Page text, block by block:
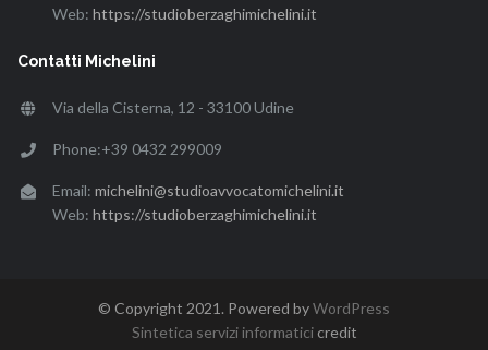
Web: https://studioberzaghimichelini.it
Contatti Michelini
Via della Cisterna, 12 - 33100 Udine
Phone:+39 0432 299009
Email: michelini@studioavvocatomichelini.it
Web: https://studioberzaghimichelini.it
© Copyright 2021. Powered byWordPress
Sintetica servizi informaticicredit